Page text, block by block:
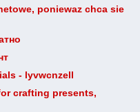
poniewaz chca sie
- lyvwcnzell
crafting presents,